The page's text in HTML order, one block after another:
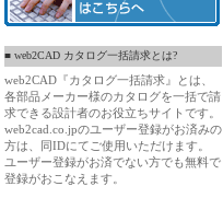
■ web2CAD カタログ一括請求とは?
web2CAD『カタログ一括請求』とは、
各部品メーカー様のカタログを一括で請
求できる設計者のお役立ちサイトです。
web2cad.co.jpのユーザー登録がお済みの
方は、同IDにてご使用いただけます。
ユーザー登録がお済でない方でも無料で
登録がおこなえます。